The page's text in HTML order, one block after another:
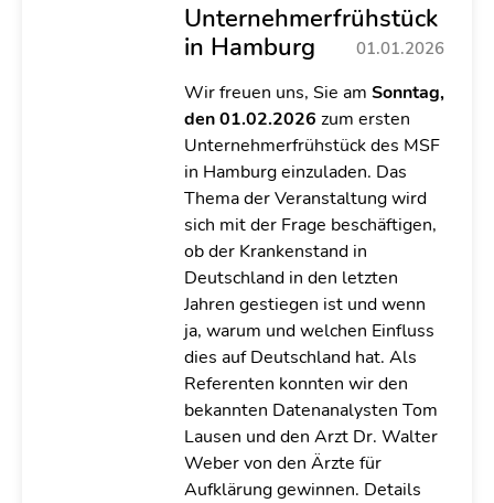
Unternehmerfrühstück
in Hamburg
01.01.2026
Wir freuen uns, Sie am Sonntag,
den 01.02.2026 zum ersten
Unternehmerfrühstück des MSF
in Hamburg einzuladen. Das
Thema der Veranstaltung wird
sich mit der Frage beschäftigen,
ob der Krankenstand in
Deutschland in den letzten
Jahren gestiegen ist und wenn
ja, warum und welchen Einfluss
dies auf Deutschland hat. Als
Referenten konnten wir den
bekannten Datenanalysten Tom
Lausen und den Arzt Dr. Walter
Weber von den Ärzte für
Aufklärung gewinnen. Details